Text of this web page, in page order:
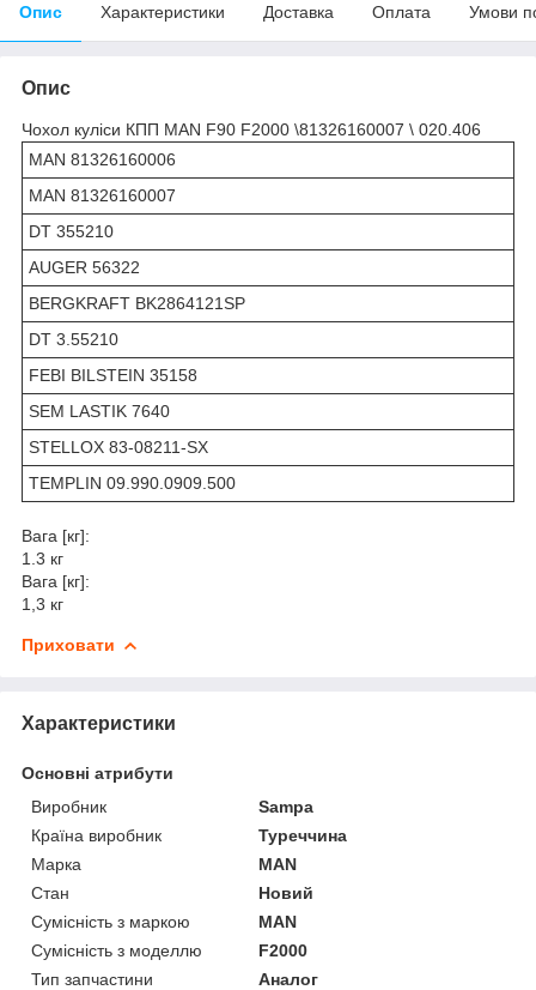
Опис Характеристики Доставка Оплата Умови
Опис
Чохол куліси КПП MAN F90 F2000 \81326160007 \ 020.406
MAN 81326160006
MAN 81326160007
DT 355210
AUGER 56322
BERGKRAFT BK2864121SP
DT 3.55210
FEBI BILSTEIN 35158
SEM LASTIK 7640
STELLOX 83-08211-SX
TEMPLIN 09.990.0909.500
Вага [кг]:
1.3 кг
Вага [кг]:
1,3 кг
Приховати
Характеристики
Основні атрибути
Виробник
Sampa
Країна виробник
Туреччина
Марка
MAN
Стан
Новий
Сумісність з маркою
MAN
Сумісність з моделлю
F2000
Тип запчастини
Аналог